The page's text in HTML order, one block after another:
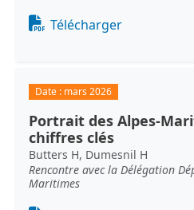
Document
Télécharger
Date : mars 2026
Portrait des Alpes-
chiffres clés
Butters H, Dumesnil H
Rencontre avec la Délégation
Maritimes